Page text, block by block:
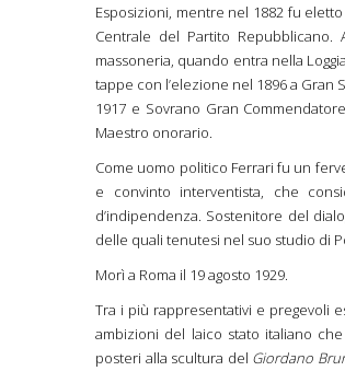
Esposizioni, mentre nel 1882 fu
Centrale del Partito
massoneria, quando entra nella
tappe con l’elezione nel 1896 a Gran
1917 e Sovrano Gran
Maestro onorario.
Come uomo politico Ferrari fu un
e convinto interventista, che
d’indipendenza. Sostenitore del
delle quali tenutesi nel suo studio di
Morì a Roma il 19 agosto 1929.
Tra i più rappresentativi e pregevoli
ambizioni del laico stato italiano
posteri alla scultura del Giordano